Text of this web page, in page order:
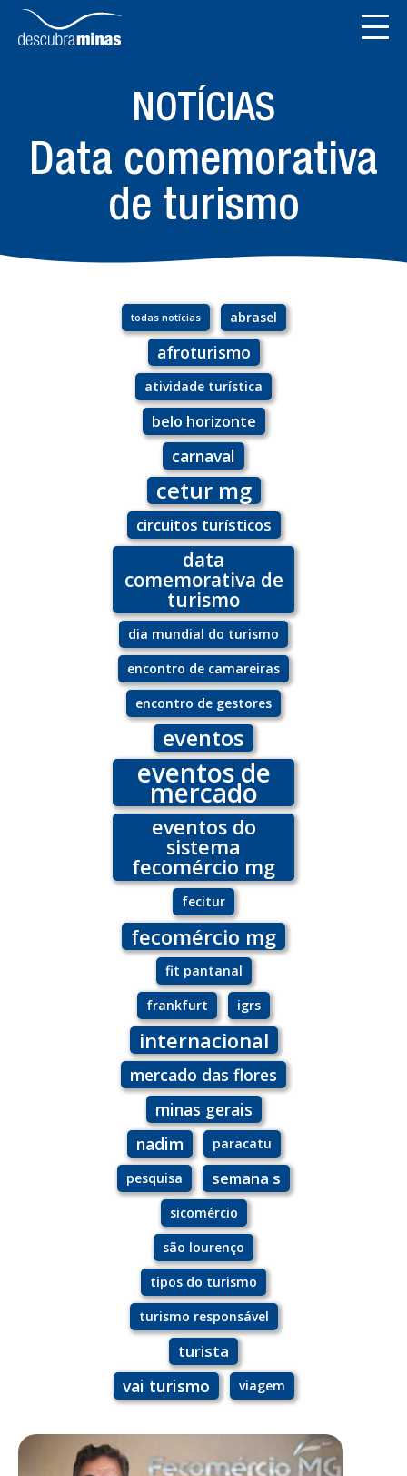
NOTÍCIAS
Data comemorativa
de turismo
todas notícias abrasel
afroturismo
atividade turística
belo horizonte
carnaval
cetur mg
circuitos turísticos
data
comemorativa de
turismo
dia mundial do turismo
encontro de camareiras
encontro de gestores
eventos
eventos de
mercado
eventos do
sistema
fecomércio mg
fecitur
fecomércio mg
fit pantanal
frankfurt
igrs
internacional
mercado das flores
minas gerais
nadim
paracatu
pesquisa
semana s
sicomércio
são lourenço
tipos do turismo
turismo responsável
turista
vai turismo viagem